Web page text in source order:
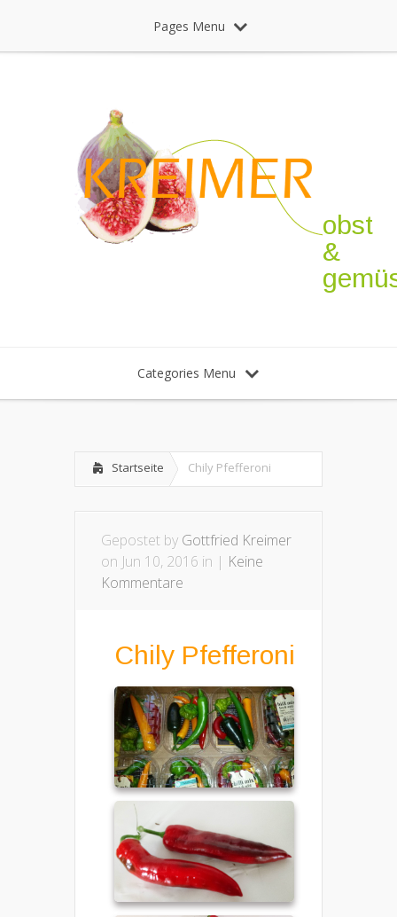
Pages Menu
obst
&
Categories Menu
Startseite Chily Pfefferoni
Gepostet by Gottfried Kreimer
on Jun 10, 2016 in | Keine
Kommentare
Chily Pfefferoni